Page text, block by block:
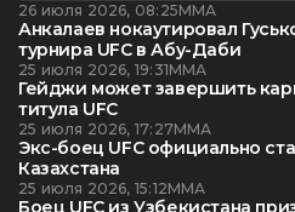
26 июля 2026, 08:25ММА
Анкалаев нокаутировал
турнира UFC в Абу-Даби
25 июля 2026, 19:31ММА
Гейджи может завершить
титула UFC
25 июля 2026, 17:27ММА
Экс-боец UFC официально
Казахстана
25 июля 2026, 15:12ММА
Боец UFC из Узбекистана